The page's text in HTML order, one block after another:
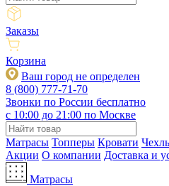
Заказы
Корзина
Ваш город не определен
8 (800) 777-71-70
Звонки по России бесплатно
c 10:00 до 21:00 по Москве
Матрасы Топперы Кровати
Акции О компании Доставка и
Матрасы